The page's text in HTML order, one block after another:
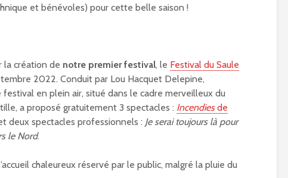
et bénévoles) pour cette belle saison !
la création de notre premier festival, le Festival du Saule
2022. Conduit par Lou Hacquet Delepine,
festival en plein air, situé dans le cadre merveilleux du
a proposé gratuitement 3 spectacles : Incendiesde
deux spectacles professionnels : Je serai toujours là pour
le Nord.
chaleureux réservé par le public, malgré la pluie du